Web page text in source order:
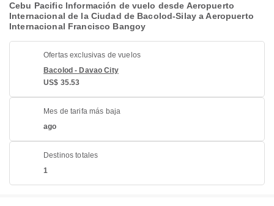
Cebu Pacific Información de vuelo desde Aeropuerto
Internacional de la Ciudad de Bacolod-Silay a Aeropuerto
Internacional Francisco Bangoy
Ofertas exclusivas de vuelos
Bacolod - Davao City
US$ 35.53
Mes de tarifa más baja
ago
Destinos totales
1